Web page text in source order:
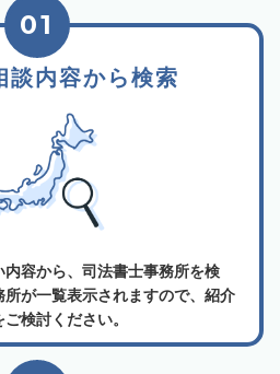
談内容から検索
01
容から、司法書士事務所を検
が一覧表示されますので、紹介
検討ください。